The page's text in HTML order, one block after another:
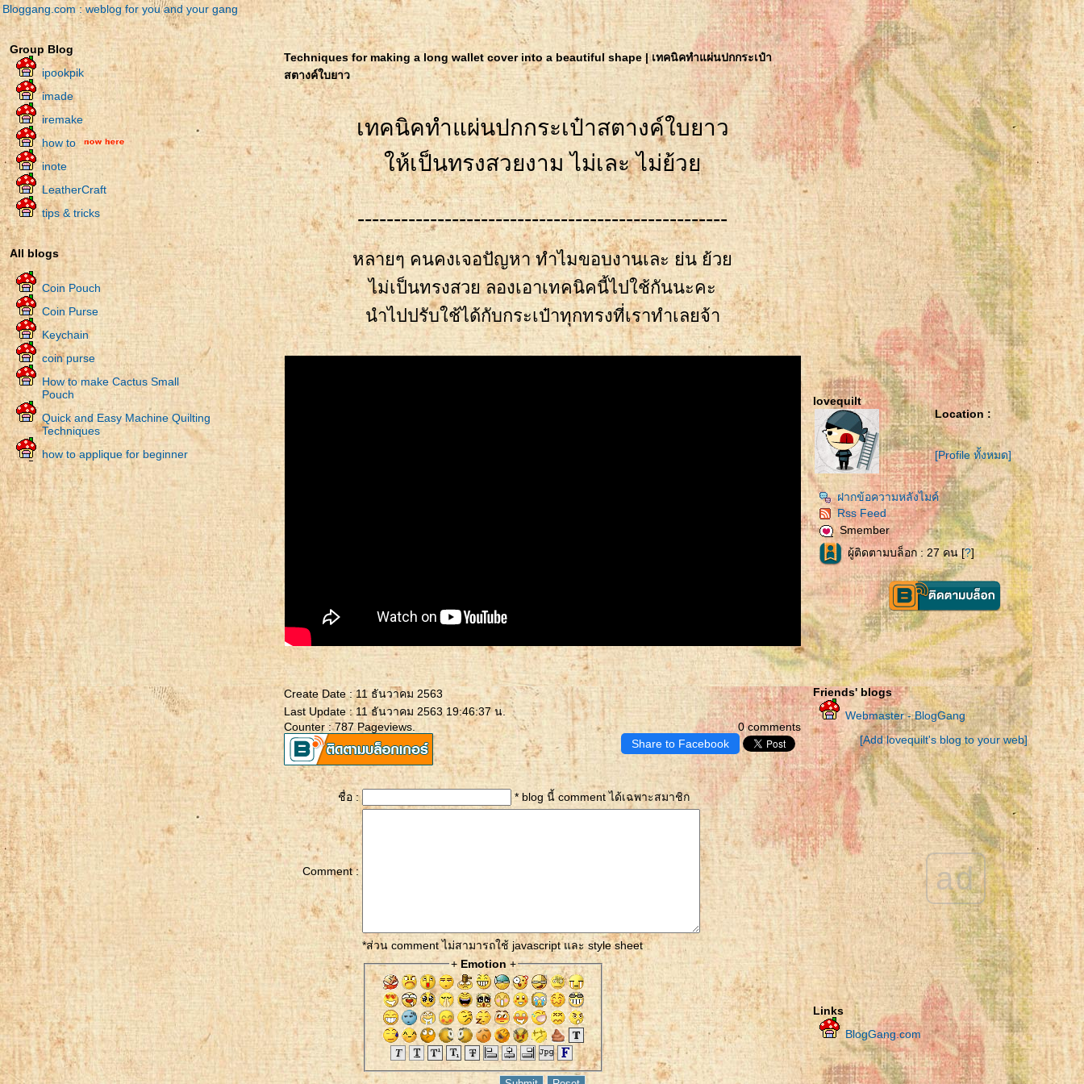
Bloggang.com : weblog for you and your gang
Group Blog
ipookpik
imade
iremake
how to
inote
LeatherCraft
tips & tricks
All blogs
Coin Pouch
Coin Purse
Keychain
coin purse
How to make Cactus Small
Pouch
Quick and Easy Machine Quilting
Techniques
how to applique for beginner
hand quilting
boro coin purse
Half Circle Coin Purse
Card & Coin Purse
กระเป๋าย่ามติดซิป
Zipper Long Wallet
Zipper Pouch
Zipper Long Wallet
Card & Coin Purse
DIY Card Holder
Card Holder
Card & Coin Purse
Sewing Projects For Scrap
Fabric
DIY Mini Pouch 2 Pockets
mini pouch
ไอเดียกระเป๋าย่ามติดซิป
วิธีถนอมสายชาร์จแบบง่ายๆ
วิธีทำพู่จากไหมปัก
วิธีทำพู่แบบง่ายๆ
How to make Card Holder
Card & Coin Purse
Card Wallet
Circle Coin Purse Trick
coin purse
coin purse
Techniques for making a long wallet cover into a beautiful shape | เทคนิคทำแผ่นปกกระเป๋า
สตางค์ใบยาว
เทคนิคทำแผ่นปกกระเป๋าสตางค์ใบยาว
ห้เป็นทรงสวยงาม ไม่เละ ไม่ย้ว
---------------------------------------------------
หลายๆ คนคงเจอปัญหา ทำไมขอบงานเละ ย่น ย้ว
ไม่เป็นทรงสวย ลองเอาเทคนิคนี้ไปใช้กันนะคะ
นำไปปรับใช้ได้กับกระเป๋าทุกทรงที่เราทำเลยจ้า
Create Date : 11 ธันวาคม 2563
Last Update : 11 ธันวาคม 2563 19:46:37 น.
0 comments
Counter : 787 Pageviews.
Share to Facebook
ชื่อ : * blog นี้ comment ได้เฉพาะสมาชิก
Comment :
*ส่วน comment ไม่สามารถใช้ javascript และ style sheet
+ Emotion +
lovequilt
Location :
[Profile ทั้งหมด]
ฝากข้อความหลังไมค์
Rss Feed
Smember
ผู้ติดตามบล็อก : 27 คน [?]
Friends' blogs
Webmaster - BlogGang
[Add lovequilt's blog to your web]
ad
Links
BlogGang.com